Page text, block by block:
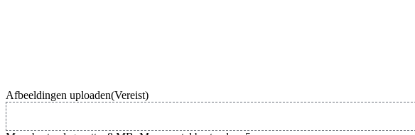
Afbeeldingen uploaden(Vereist)